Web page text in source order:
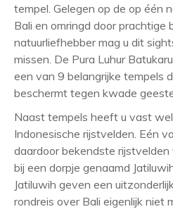
tempel. Gelegen op de op één
Bali en omringd door prachtige
natuurliefhebber mag u dit
missen. De Pura Luhur
een van 9 belangrijke tempels
beschermt tegen kwade
Naast tempels heeft u vast
Indonesische rijstvelden. Eén
daardoor bekendste
bij een dorpje genaamd
Jatiluwih geven een
rondreis over Bali eigenlijk niet